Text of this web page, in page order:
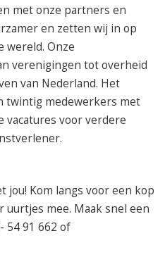
met onze partners en
en zetten wij in op
wereld. Onze
verenigingen tot overheid
van Nederland. Het
twintig medewerkers met
vacatures voor verdere
jou! Kom langs voor een kop
uurtjes mee. Maak snel een
54 91 662 of